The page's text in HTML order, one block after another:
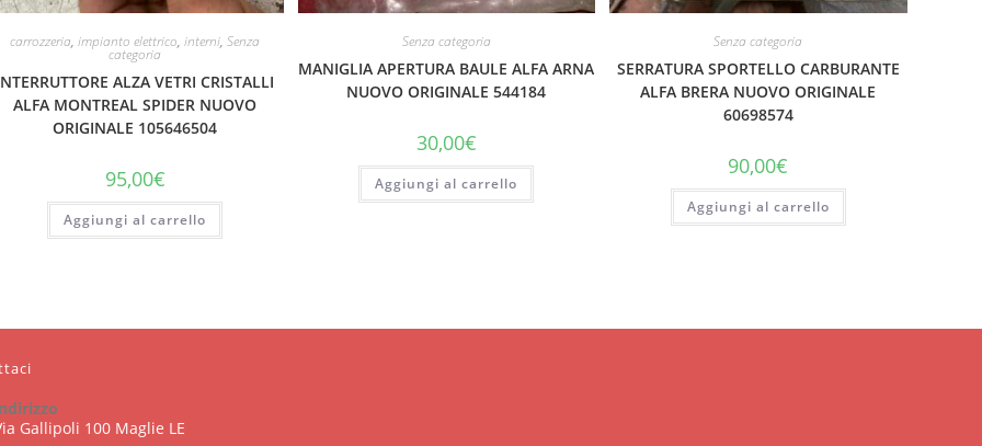
carrozzeria,impianto elettrico,interni,Senza
categoria
ALZA VETRI CRISTALLI
ALFA MONTREAL SPIDER NUOVO
ORIGINALE 105646504
95,00€
Aggiungi al carrello
Senza categoria
MANIGLIA APERTURA BAULE ALFA ARNA
NUOVO ORIGINALE 544184
30,00€
Aggiungi al carrello
Senza categoria
SERRATURA SPORTELLO CARBURANTE
ALFA BRERA NUOVO ORIGINALE
60698574
90,00€
Aggiungi al carrello
Gallipoli 100 Maglie LE